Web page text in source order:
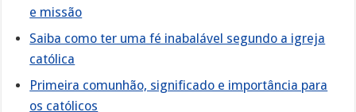
e missão
Saiba como ter uma fé inabalável segundo a igreja
católica
Primeira comunhão, significado e importância para
os católicos